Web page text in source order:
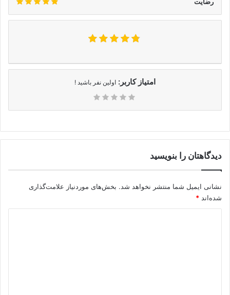
رضایت
امتیاز کاربر: اولین نفر باشید !
دیدگاهتان را بنویسید
نشانی ایمیل شما منتشر نخواهد شد. بخش‌های موردنیاز علامت‌گذاری
شده‌اند *